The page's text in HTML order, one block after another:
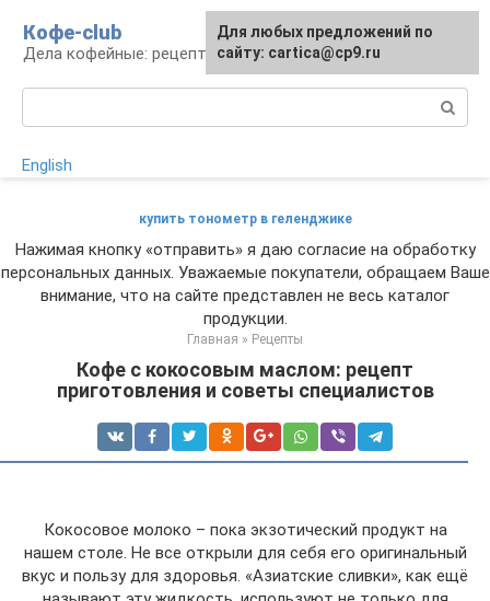
контенту
Кофе-club
Дела кофейные: рецепты и приготовление
English
купить тонометр в геленджике
Нажимая кнопку «отправить» я даю согласие на обработку
персональных данных. Уважаемые покупатели, обращаем Ваше
внимание, что на сайте представлен не весь каталог
продукции.
Главная » Рецепты
Кофе с кокосовым маслом: рецепт
приготовления и советы специалистов
Кокосовое молоко – пока экзотический продукт на
нашем столе. Не все открыли для себя его оригинальный
вкус и пользу для здоровья. «Азиатские сливки», как ещё
Для любых предложений по
сайту: cartica@cp9.ru